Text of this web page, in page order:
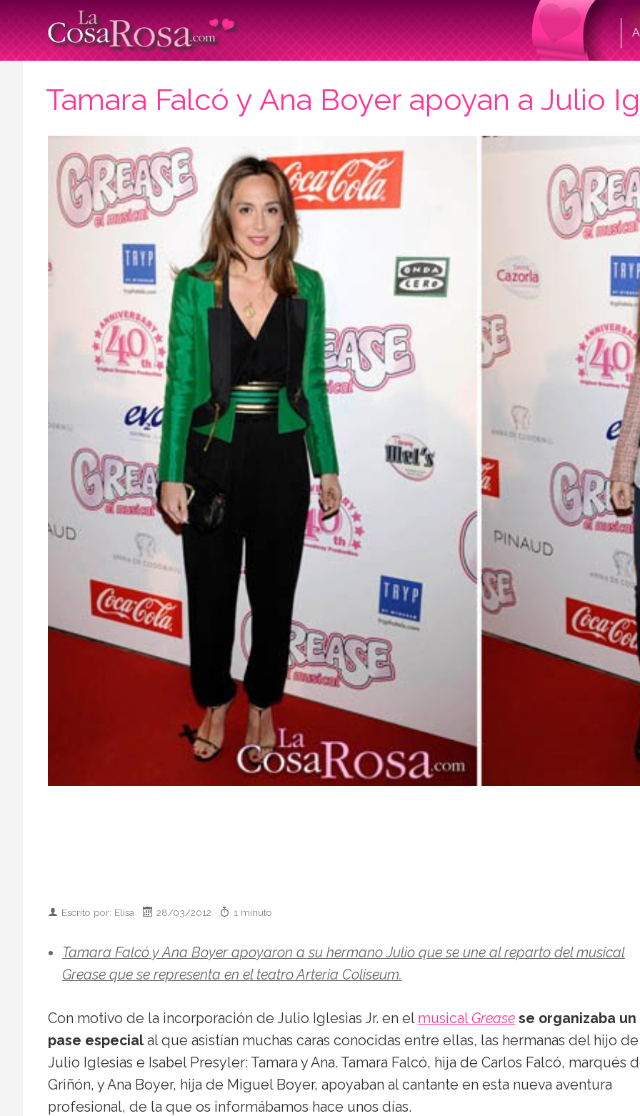
Tamara Falcó y Ana Boyer apoyan a Julio
Escrito por: Elisa 28/03/2012 1 minuto
Tamara Falcó y Ana Boyer apoyaron a su hermano Julio que se une al reparto del musical
Grease que se representa en el teatro Arteria Coliseum.
Con motivo de la incorporación de Julio Iglesias Jr. en el musical Grease se organizaba un
pase especial al que asistían muchas caras conocidas entre ellas, las hermanas del hijo de
Julio Iglesias e Isabel Presyler: Tamara y Ana. Tamara Falcó, hija de Carlos Falcó, marqués
Griñón, y Ana Boyer, hija de Miguel Boyer, apoyaban al cantante en esta nueva aventura
profesional, de la que os informábamos hace unos días.